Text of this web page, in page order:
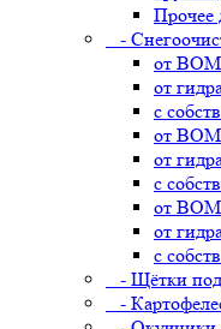
Прочее
-
от ВОМ
от
с
от ВОМ
от
с
от ВОМ
от
с
- Щётки
-